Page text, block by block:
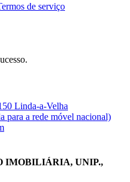
de serviço
Linda-a-Velha
para a rede móvel nacional)
IMOBILIÁRIA, UNIP.,